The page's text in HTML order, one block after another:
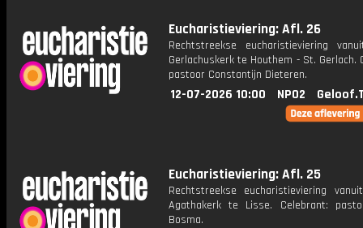
Eucharistieviering: Afl. 26
Rechtstreekse eucharistieviering
Gerlachuskerk te Houthem - St. Gerlach.
pastoor Constantijn Dieteren.
12-07-2026 10:00 NPO2
Eucharistieviering: Afl. 25
Rechtstreekse eucharistieviering
Agathakerk te Lisse. Celebrant:
Bosma.